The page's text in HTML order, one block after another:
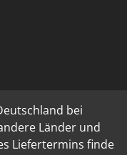
bei
Länder und
Liefertermins finde